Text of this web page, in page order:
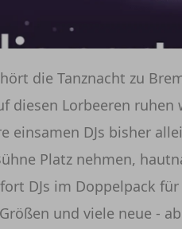
die Tanznacht zu
diesen Lorbeeren
einsamen DJs bisher
Platz nehmen,
DJs im Doppelpack
und viele neue -